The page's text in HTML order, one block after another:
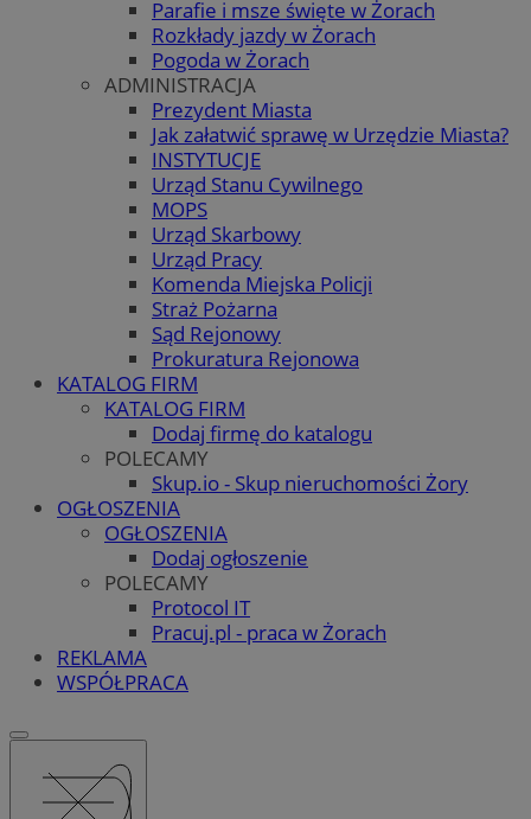
Parafie i msze święte w Żorach
Rozkłady jazdy w Żorach
Pogoda w Żorach
ADMINISTRACJA
Prezydent Miasta
Jak załatwić sprawę w Urzędzie Miasta?
INSTYTUCJE
Urząd Stanu Cywilnego
MOPS
Urząd Skarbowy
Urząd Pracy
Komenda Miejska Policji
Straż Pożarna
Sąd Rejonowy
Prokuratura Rejonowa
KATALOG FIRM
KATALOG FIRM
Dodaj firmę do katalogu
POLECAMY
Skup.io - Skup nieruchomości Żory
OGŁOSZENIA
OGŁOSZENIA
Dodaj ogłoszenie
POLECAMY
Protocol IT
Pracuj.pl - praca w Żorach
REKLAMA
WSPÓŁPRACA